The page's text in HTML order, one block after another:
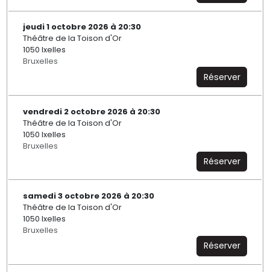
jeudi 1 octobre 2026 à 20:30
Théâtre de la Toison d'Or
1050 Ixelles
Bruxelles
Réserver
vendredi 2 octobre 2026 à 20:30
Théâtre de la Toison d'Or
1050 Ixelles
Bruxelles
Réserver
samedi 3 octobre 2026 à 20:30
Théâtre de la Toison d'Or
1050 Ixelles
Bruxelles
Réserver